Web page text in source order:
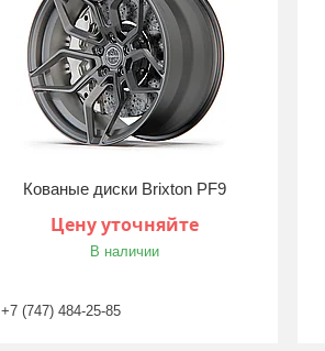
Кованые диски Brixton PF9
Цену уточняйте
В наличии
+7 (747) 484-25-85